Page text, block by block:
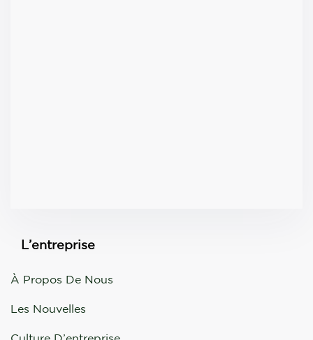
L’entreprise
À Propos De Nous
Les Nouvelles